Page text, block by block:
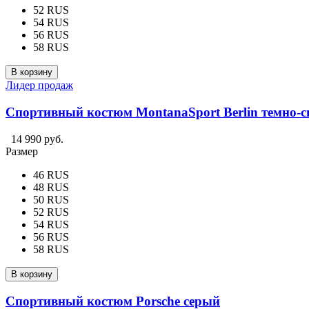
52 RUS
54 RUS
56 RUS
58 RUS
В корзину
Лидер продаж
Спортивный костюм MontanaSport Berlin темно-
14 990 руб.
Размер
46 RUS
48 RUS
50 RUS
52 RUS
54 RUS
56 RUS
58 RUS
В корзину
Спортивный костюм Porsche серый